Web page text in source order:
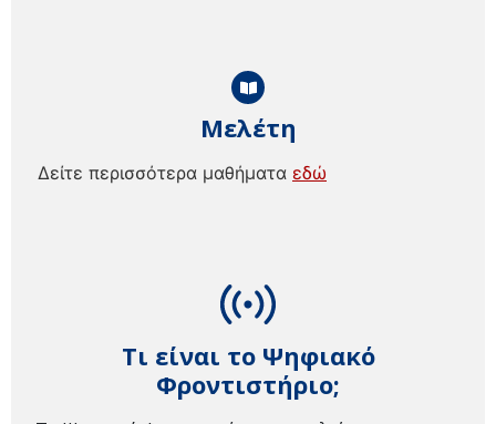
Τι είναι το Ψηφιακό
Φροντιστήριο;
Μελέτη
Δείτε περισσότερα μαθήματα εδώ